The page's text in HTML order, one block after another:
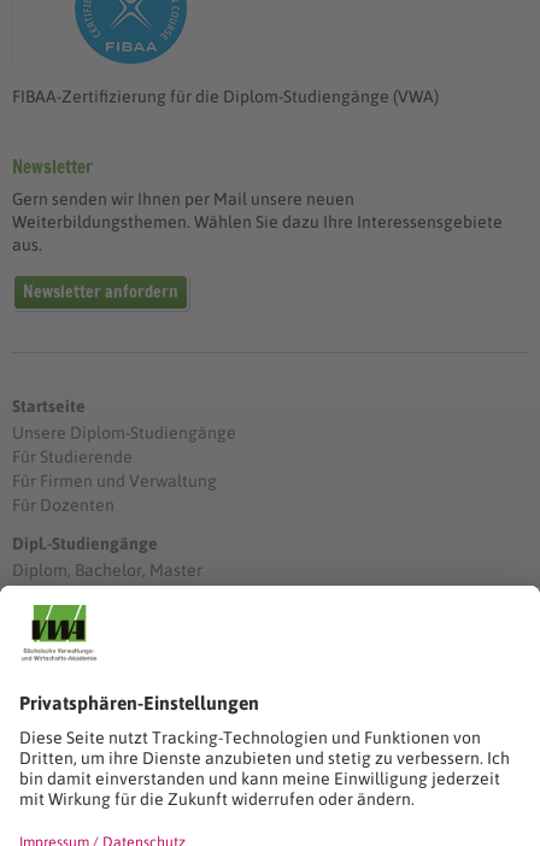
FIBAA-Zertifizierung für die Diplom-Studiengänge (VWA)
Newsletter
Gern senden wir Ihnen per Mail unsere neuen
Weiterbildungsthemen. Wählen Sie dazu Ihre Interessensgebiete
aus.
Newsletter anfordern
Startseite
Unsere Diplom-Studiengänge
Für Studierende
Für Firmen und Verwaltung
Für Dozenten
Dipl.-Studiengänge
Diplom, Bachelor, Master
Stimmen unserer Absolventinnen und Absolventen
Stimmen unserer Absolventinnen und Absolventen
Seminare
Seminardatenbank
Inhouseanfragen